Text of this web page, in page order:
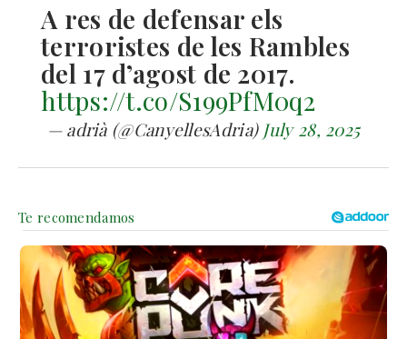
A res de defensar els
terroristes de les Rambles
del 17 d’agost de 2017.
https://t.co/S199PfM0q2
— adrià (@CanyellesAdria) July 28, 2025